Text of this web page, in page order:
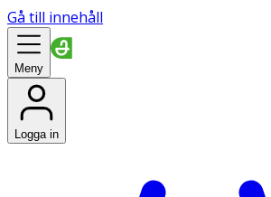
Gå till innehåll
Meny
Logga in